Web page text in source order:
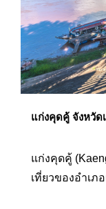
แก่งคุดคู้ จังหวัด
แก่งคุดคู้
เที่ยวของอำเ